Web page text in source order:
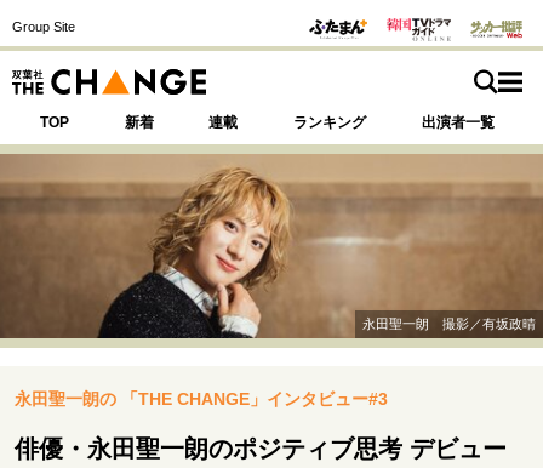
Group Site
TOP 新着 連載 ランキング 出演者一覧
注目の記事テーマで探す
運命を変えた出会い 決断の裏側
挫折からの再起
表現者の葛藤
人生が動いた日 10代の挫折と原点
永田聖一朗 撮影／有坂政晴
永田聖一朗の 「THE CHANGE」インタビュー#3
俳優・永田聖一朗のポジティブ思考 デビュー